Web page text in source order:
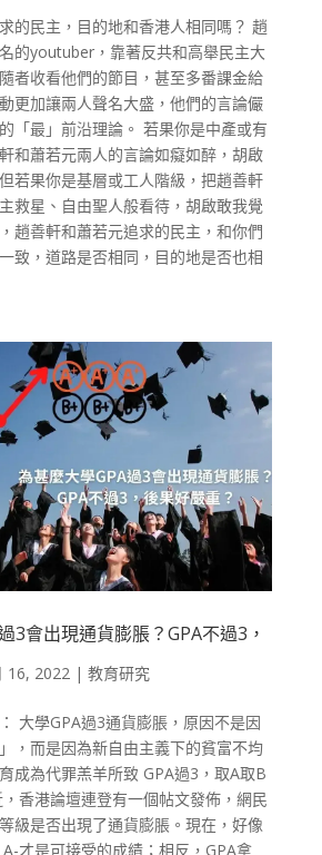
的民主，目的地和香港人相同嗎？ 趙
的youtuber，靠著反共和高舉民主大
者收看他們的節目，甚至多番課金給
更加讓兩人聲名大盛，他們的言論儼
「最」前沿理論。 若果你是中產或有
和蕭若元兩人的言論如癡如醉，胡啟
若果你是基層或工人階級，把趙善軒
救星、自由聖人般看待，胡啟敢我覺
趙善軒和蕭若元追求的民主，和你們
致，道路是否相同，目的地是否也相
3會出現通貨膨脹？GPA不過3，
16, 2022| 教育研究
大學GPA過3通貨膨脹，原因不是因
，而是因為新自由主義下的貧富不均
成為代罪羔羊所致 GPA過3，取A取B
香港論壇連登有一個帖文發佈，網民
級是否出現了通貨膨脹。現在，好像
才是可接受的成績；相反，GPA拿